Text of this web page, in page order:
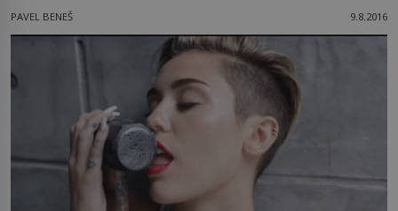
PAVEL BENEŠ 9.8.2016